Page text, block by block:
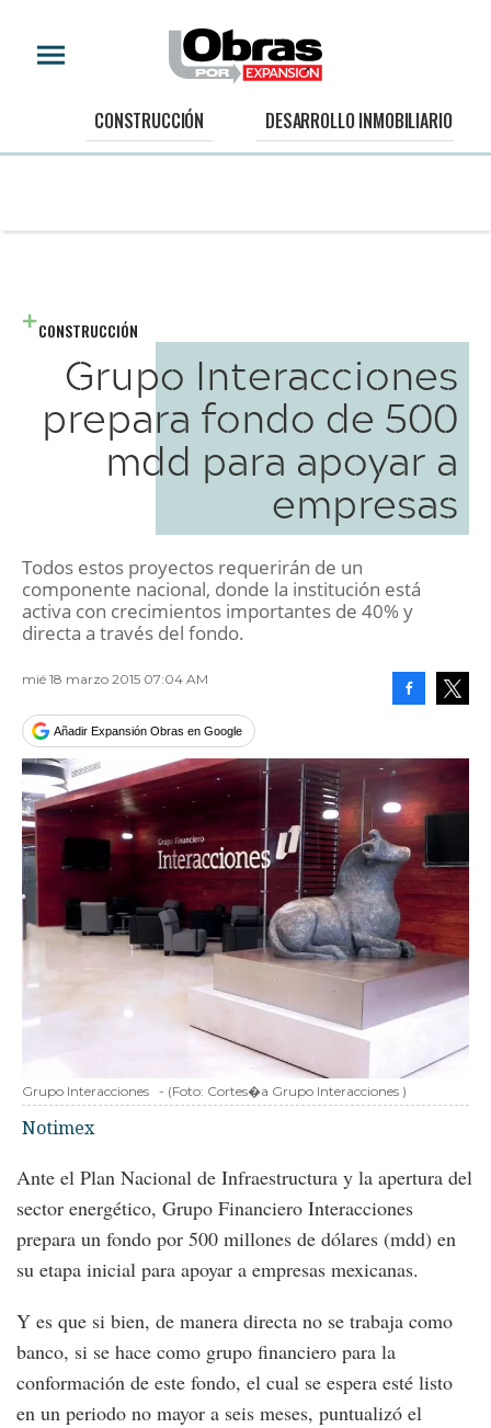
CONSTRUCCIÓN DESARROLLO INMOBILIARIO
CONSTRUCCIÓN
Grupo Interacciones
prepara fondo de 500
mdd para apoyar a
empresas
Todos estos proyectos requerirán de un
componente nacional, donde la institución está
activa con crecimientos importantes de 40% y
directa a través del fondo.
mié 18 marzo 2015 07:04 AM
Añadir Expansión Obras en Google
Grupo Interacciones - (Foto: Cortes�a Grupo Interacciones )
Notimex
Ante el Plan Nacional de Infraestructura y la apertura del
sector energético, Grupo Financiero Interacciones
prepara un fondo por 500 millones de dólares (mdd) en
su etapa inicial para apoyar a empresas mexicanas.
Y es que si bien, de manera directa no se trabaja como
banco, si se hace como grupo financiero para la
conformación de este fondo, el cual se espera esté listo
en un periodo no mayor a seis meses, puntualizó el